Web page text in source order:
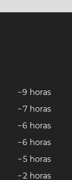
−9 horas
−7 horas
−6 horas
−6 horas
−5 horas
−2 horas